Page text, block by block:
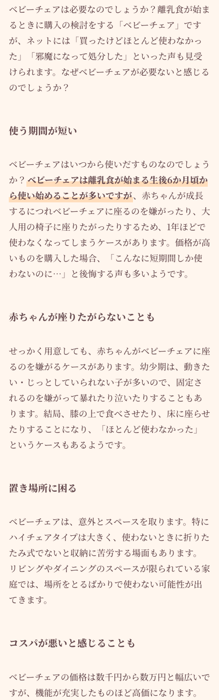
ベビーチェアは必要なのでしょうか？離乳食が始ま
るときに購入の検討をする「ベビーチェア」です
が、ネットには「買ったけどほとんど使わなかっ
た」「邪魔になって処分した」といった声も見受
けられます。なぜベビーチェアが必要ないと感じる
のでしょうか？
使う期間が短い
ベビーチェアはいつから使いだすものなのでしょう
か？ ベビーチェアは離乳食が始まる生後6か月頃か
ら使い始めることが多いですが、赤ちゃんが成長
するにつれベビーチェアに座るのを嫌がったり、大
人用の椅子に座りたがったりするため、1年ほどで
使わなくなってしまうケースがあります。価格が高
いものを購入した場合、「こんなに短期間しか使
わないのに…」と後悔する声も多いようです。
赤ちゃんが座りたがらないことも
せっかく用意しても、赤ちゃんがベビーチェアに座
るのを嫌がるケースがあります。幼少期は、動きた
い・じっとしていられない子が多いので、固定さ
れるのを嫌がって暴れたり泣いたりすることもあ
ります。結局、膝の上で食べさせたり、床に座らせ
たりすることになり、「ほとんど使わなかった」
というケースもあるようです。
置き場所に困る
ベビーチェアは、意外とスペースを取ります。特に
ハイチェアタイプは大きく、使わないときに折りた
たみ式でないと収納に苦労する場面もあります。
リビングやダイニングのスペースが限られている家
庭では、場所をとるばかりで使わない可能性が出
てきます。
コスパが悪いと感じることも
ベビーチェアの価格は数千円から数万円と幅広いで
すが、機能が充実したものほど高価になります。